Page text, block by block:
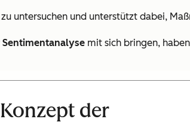
untersuchen und unterstützt dabei,
Sentimentanalyse mit sich bringen,
der